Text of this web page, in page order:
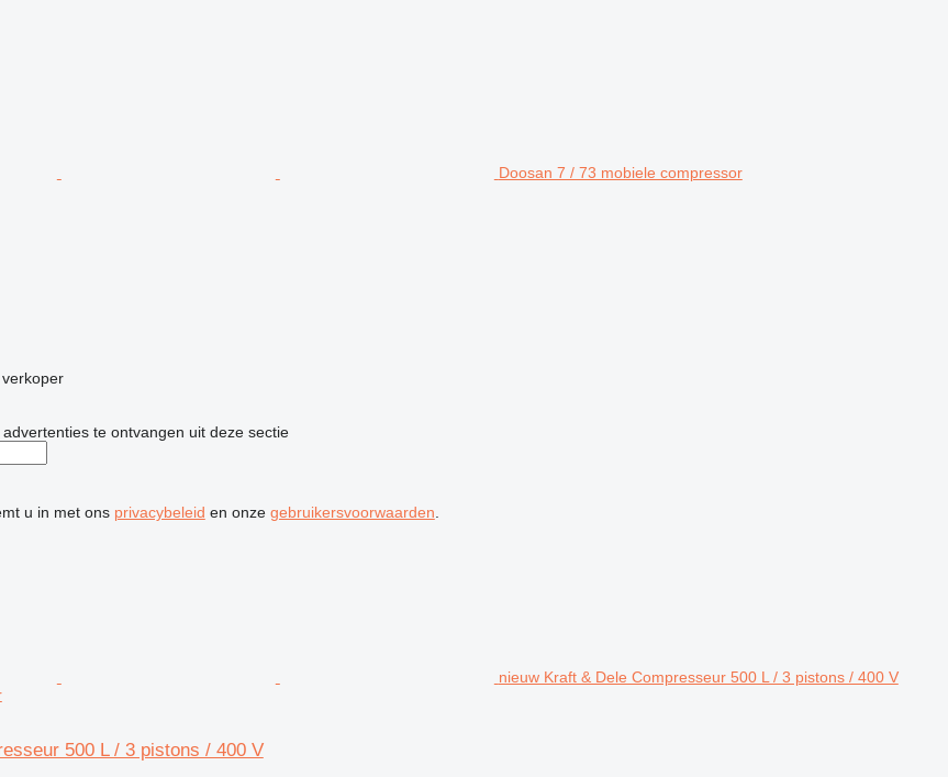
Doosan 7 / 73 mobiele compressor
te ontvangen uit deze sectie
u in met ons privacybeleid en onze gebruikersvoorwaarden
nieuw Kraft & Dele Compresseur 500 L / 3 pistons / 400 V
500 L / 3 pistons / 400 V